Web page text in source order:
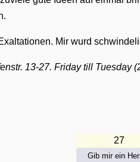
Mir wurd
13-27. Friday till Tuesday
27
Gib mir ein